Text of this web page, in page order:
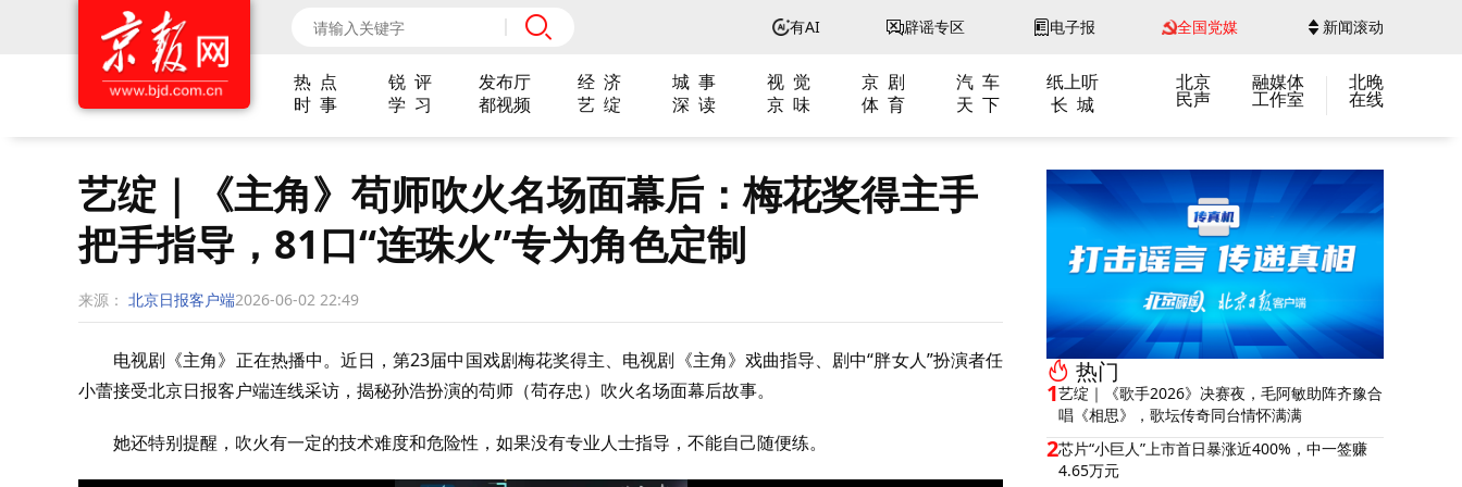
有AI 辟谣专区 电子报 全国党媒 新闻滚动
热 点 锐 评 发布厅 经 济 城 事 视 觉 京 剧 汽 车
纸上听
时 事
学 习 都视频 艺 绽 深 读 京 味 体 育 天 下 长 城
北京
民声
融媒体
工作室
北晚
在线
艺绽｜《主角》苟师吹火名场面幕后：梅花奖得主手
把手指导，81口“连珠火”专为角色定制
来源： 北京日报客户端2026-06-02 22:49
电视剧《主角》正在热播中。近日，第23届中国戏剧梅花奖得主、电视剧《主角》戏曲指导、剧中“胖女人”扮演者任
小蕾接受北京日报客户端连线采访，揭秘孙浩扮演的苟师（苟存忠）吹火名场面幕后故事。
她还特别提醒，吹火有一定的技术难度和危险性，如果没有专业人士指导，不能自己随便练。
热门
1艺绽｜《歌手2026》决赛夜，毛阿敏助阵齐豫合
唱《相思》，歌坛传奇同台情怀满满
2芯片“小巨人”上市首日暴涨近400%，中一签赚
4.65万元